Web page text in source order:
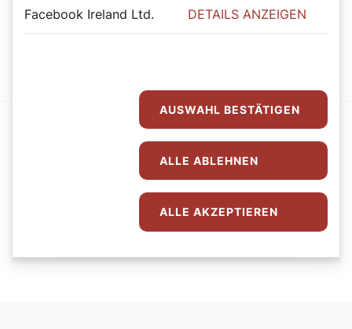
Mit dem SONNTAG den Sonntag genießen.
Der SONNTAG Newsletter
Facebook Ireland Ltd. DETAILS ANZEIGEN
AUSWAHL BESTÄTIGEN
ALLE ABLEHNEN
ALLE AKZEPTIEREN